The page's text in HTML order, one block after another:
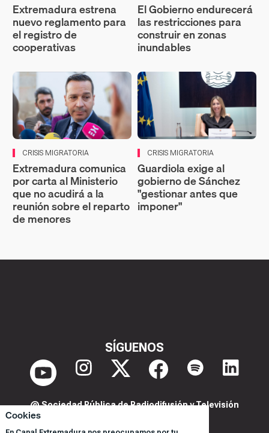
Cookies
Extremadura estrena
nuevo reglamento para
el registro de
cooperativas
El Gobierno endurecerá
las restricciones para
construir en zonas
inundables
CRISIS MIGRATORIA
Extremadura comunica
por carta al Ministerio
que no acudirá a la
reunión sobre el reparto
de menores
CRISIS MIGRATORIA
Guardiola exige al
gobierno de Sánchez
"gestionar antes que
imponer"
SÍGUENOS
@ Sociedad Pública de Radiodifusión y Televisión